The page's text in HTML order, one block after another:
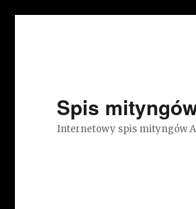
Spis
Internetowy spis mityngów